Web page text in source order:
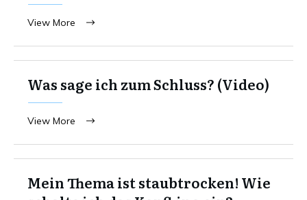
View More
Was sage ich zum Schluss? (Video)
View More
Mein Thema ist staubtrocken! Wie